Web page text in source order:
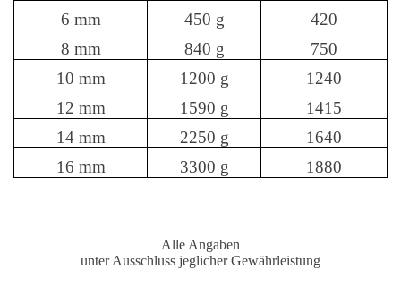
6 mm
450 g
420
8 mm
840 g
750
10 mm
1200 g
1240
12 mm
1590 g
1415
14 mm
2250 g
1640
16 mm
3300 g 1880
Alle Angaben
unter Ausschluss jeglicher Gewährleistung